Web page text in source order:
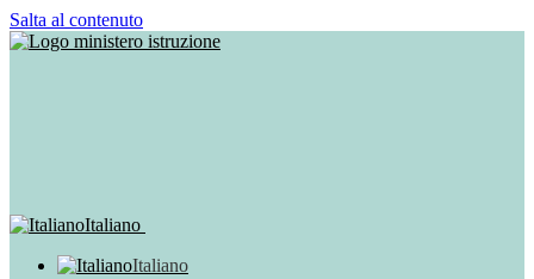
Salta al contenuto
Italiano
Italiano